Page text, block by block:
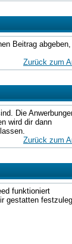
Beitrag
Zurück zum
Die
wird dir dann
Zurück zum
funktioniert
gestatten